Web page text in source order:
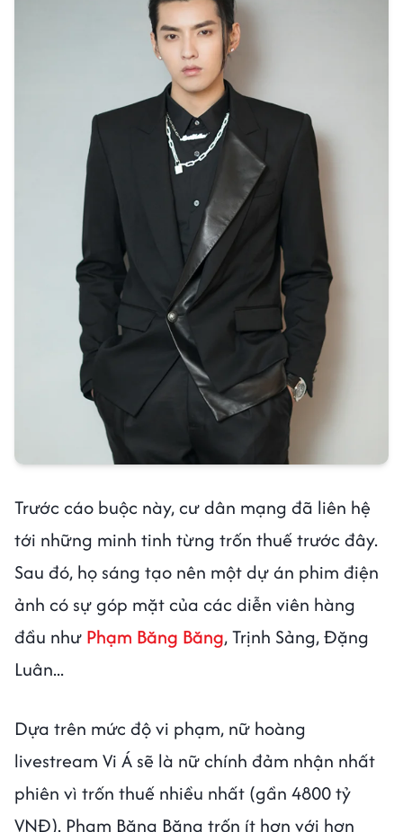
Trước cáo buộc này, cư dân mạng đã liên hệ
tới những minh tinh từng trốn thuế trước đây.
Sau đó, họ sáng tạo nên một dự án phim điện
ảnh có sự góp mặt của các diễn viên hàng
đầu như Phạm Băng Băng, Trịnh Sảng, Đặng
Luân...
Dựa trên mức độ vi phạm, nữ hoàng
livestream Vi Á sẽ là nữ chính đảm nhận nhất
phiên vì trốn thuế nhiều nhất (gần 4800 tỷ
VNĐ). Phạm Băng Băng trốn ít hơn với hơn